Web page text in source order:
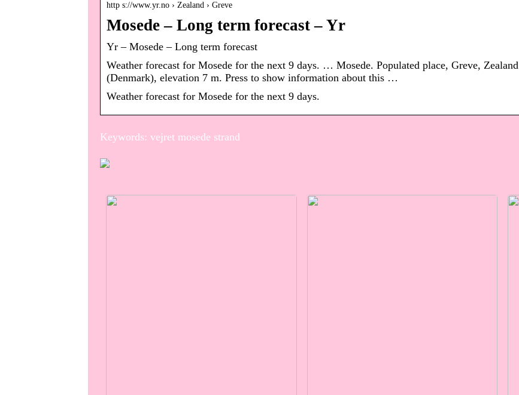
http s://www.yr.no › Zealand › Greve
Mosede – Long term forecast – Yr
Yr – Mosede – Long term forecast
Weather forecast for Mosede for the next 9 days. … Mosede. Populated place, Greve, Zealand
(Denmark), elevation 7 m. Press to show information about this …
Weather forecast for Mosede for the next 9 days.
Keywords: vejret mosede strand